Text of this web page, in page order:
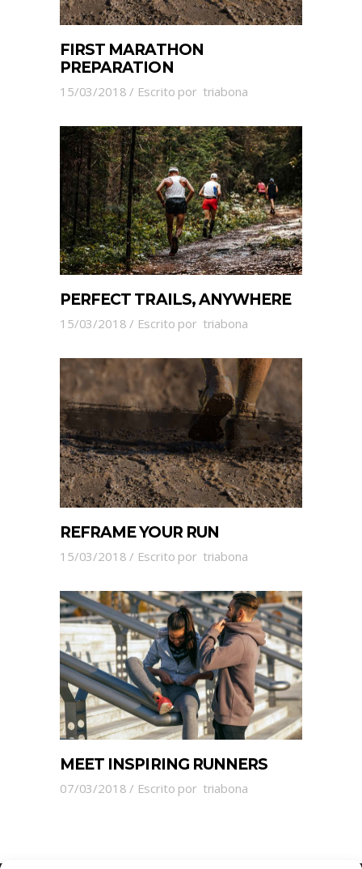
FIRST MARATHON
PREPARATION
15/03/2018 Escrito por triabona
PERFECT TRAILS, ANYWHERE
15/03/2018 Escrito por triabona
REFRAME YOUR RUN
15/03/2018 Escrito por triabona
MEET INSPIRING RUNNERS
07/03/2018 Escrito por triabona